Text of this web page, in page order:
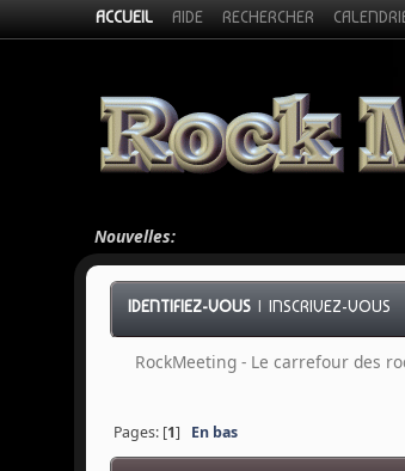
ACCUEIL AIDE RECHERCHER
Nouvelles:
IDENTIFIEZ-VOUS |INSCRIVEZ-VOUS
RockMeeting - Le carrefour des
Pages: [1] En bas